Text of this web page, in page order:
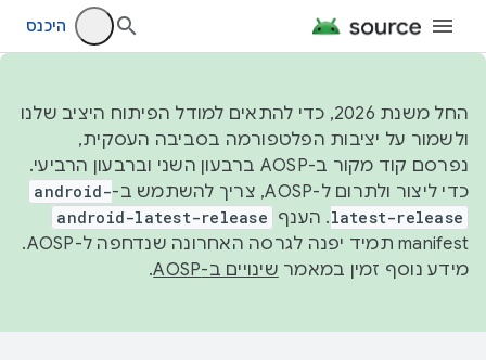
היכנס
החל משנת 2026, כדי להתאים למודל הפיתוח היציב שלנו
ולשמור על יציבות הפלטפורמה בסביבה העסקית,
נפרסם קוד מקור ב-AOSP ברבעון השני וברבעון הרביעי.
כדי ליצור ולתרום ל-AOSP, צריך להשתמש ב-
android-
latest-release. הענף android-latest-release
manifest תמיד יפנה לגרסה האחרונה שנדחפה ל-AOSP.
מידע נוסף זמין במאמר שינויים ב-AOSP .